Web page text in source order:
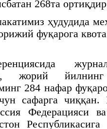
268та
ҳудудида
фуқарога
жорий
284 нафар
сафарга
Федерацияси